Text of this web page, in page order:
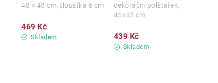
Skladem
469 Kč
48 × 48 cm, tloušťka 6 cm
Skladem
439 Kč
dekorační polštářek,
45x45 cm